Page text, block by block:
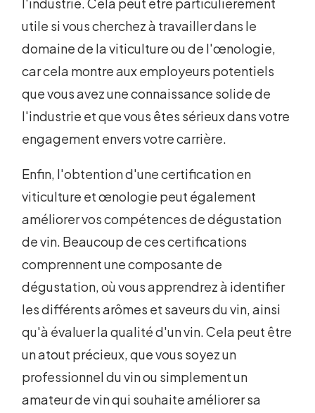
utile si vous cherchez à travailler dans le
domaine de la viticulture ou de l'œnologie,
car cela montre aux employeurs potentiels
que vous avez une connaissance solide de
l'industrie et que vous êtes sérieux dans votre
engagement envers votre carrière.
Enfin, l'obtention d'une certification en
viticulture et œnologie peut également
améliorer vos compétences de dégustation
de vin. Beaucoup de ces certifications
comprennent une composante de
dégustation, où vous apprendrez à identifier
les différents arômes et saveurs du vin, ainsi
qu'à évaluer la qualité d'un vin. Cela peut être
un atout précieux, que vous soyez un
professionnel du vin ou simplement un
amateur de vin qui souhaite améliorer sa